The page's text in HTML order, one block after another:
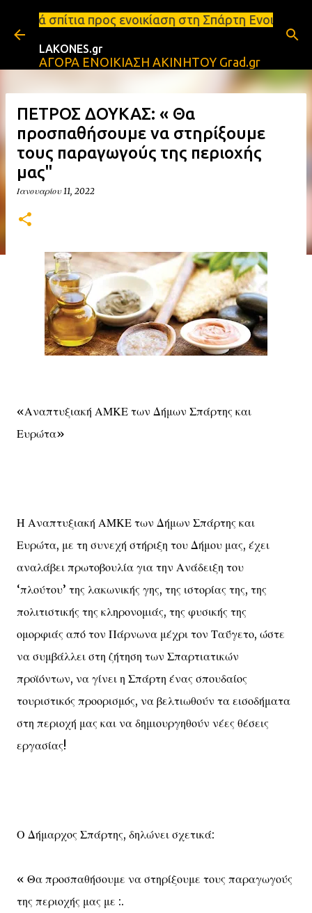
Μετάβαση στο κύριο περιεχόμενο
ενοικίαση στη Σπάρτη Ενοικιάσεις
LAKONES.gr
ΑΓΟΡΑ ΕΝΟΙΚΙΑΣΗ ΑΚΙΝΗΤΟΥ Grad.gr
ΠΕΤΡΟΣ ΔΟΥΚΑΣ: « Θα
προσπαθήσουμε να στηρίξουμε
τους παραγωγούς της περιοχής
μας"
Ιανουαρίου 11, 2022
«Αναπτυξιακή ΑΜΚΕ των Δήμων Σπάρτης και
Ευρώτα»
Η Αναπτυξιακή ΑΜΚΕ των Δήμων Σπάρτης και
Ευρώτα, με τη συνεχή στήριξη του Δήμου μας, έχει
αναλάβει πρωτοβουλία για την Ανάδειξη του
‘πλούτου’ της λακωνικής γης, της ιστορίας της, της
πολιτιστικής της κληρονομιάς, της φυσικής της
ομορφιάς από τον Πάρνωνα μέχρι τον Ταΰγετο, ώστε
να συμβάλλει στη ζήτηση των Σπαρτιατικών
προϊόντων, να γίνει η Σπάρτη ένας σπουδαίος
τουριστικός προορισμός, να βελτιωθούν τα εισοδήματα
στη περιοχή μας και να δημιουργηθούν νέες θέσεις
εργασίας!
Ο Δήμαρχος Σπάρτης, δηλώνει σχετικά:
« Θα προσπαθήσουμε να στηρίξουμε τους παραγωγούς
της περιοχής μας με :.